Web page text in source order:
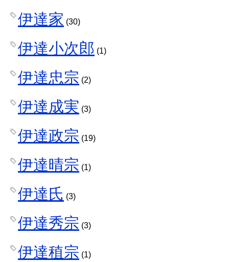
伊達家 (30)
伊達小次郎 (1)
伊達忠宗 (2)
伊達成実 (3)
伊達政宗 (19)
伊達晴宗 (1)
伊達氏 (3)
伊達秀宗 (3)
伊達稙宗 (1)